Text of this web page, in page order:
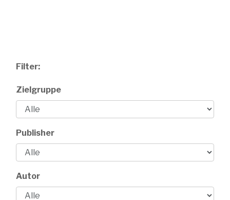
Filter:
Zielgruppe
Publisher
Autor